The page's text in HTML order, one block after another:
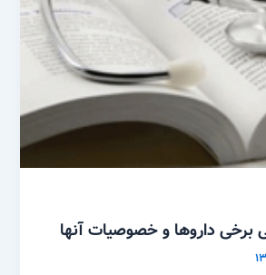
برخی داروها و خصوصیات آنها